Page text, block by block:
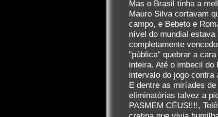
Mas o Brasil tinha a
Mauro Silva cortavam
campo, e Bebeto e
nível do mundial
completamente
"pública" quebrar a
inteira. Até o imbecil
intervalo do jogo contra
E dentre as miríades
eliminatórias talvez a
PASMEM CÉUS!!!!,